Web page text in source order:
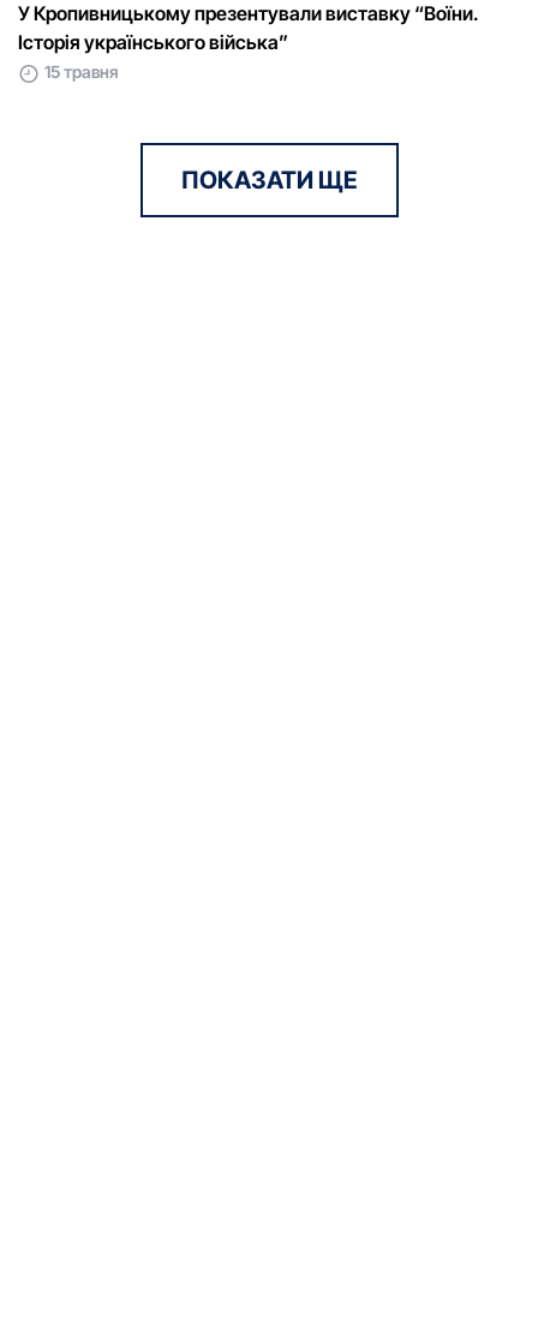
У Кропивницькому презентували виставку “Воїни.
Історія українського війська”
15 травня
ПОКАЗАТИ ЩЕ